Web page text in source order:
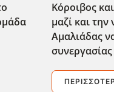
Κόροιβος
μαζί και
Αμαλιάδας